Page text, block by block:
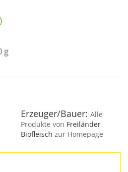
g
Erzeuger/Bauer:Alle
Produkte von Freiländer
Biofleischzur Homepage